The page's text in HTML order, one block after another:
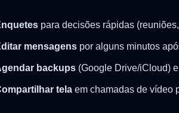
para decisões rápidas
mensagens por alguns minutos
backups (Google Drive/iCloud)
tela em chamadas de vídeo